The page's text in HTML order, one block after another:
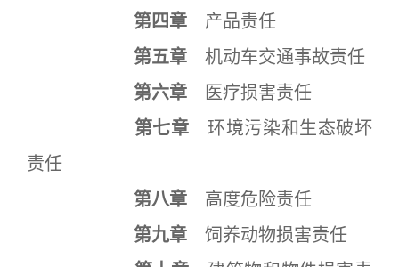
第四章 产品责任
第五章 机动车交通事故责任
第六章 医疗损害责任
第七章 环境污染和生态破坏
责任
第八章 高度危险责任
第九章 饲养动物损害责任